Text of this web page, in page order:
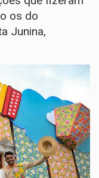
os do
Junina,